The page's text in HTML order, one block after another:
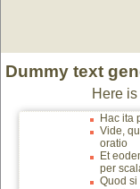
Dummy text
Here
Hac ita
Vide,
oratio
Et
per
Quod si